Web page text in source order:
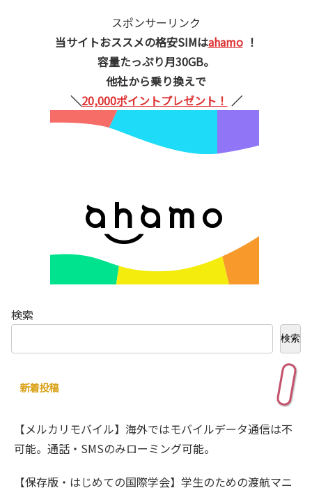
スポンサーリンク
当サイトおススメの格安SIMはahamo ！
容量たっぷり月30GB。
他社から乗り換えで
＼20,000ポイントプレゼント！ ／
検索
検索
新着投稿
【メルカリモバイル】海外ではモバイルデータ通信は不
可能。通話・SMSのみローミング可能。
【保存版・はじめての国際学会】学生のための渡航マニ